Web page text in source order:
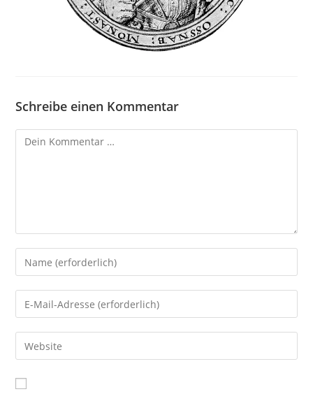
Schreibe einen Kommentar